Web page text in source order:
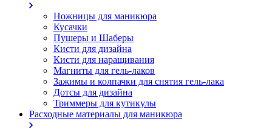
Ножницы для маникюра
Кусачки
Пушеры и Шаберы
Кисти для дизайна
Кисти для наращивания
Магниты для гель-лаков
Зажимы и колпачки для снятия гель-лака
Дотсы для дизайна
Триммеры для кутикулы
Расходные материалы для маникюра